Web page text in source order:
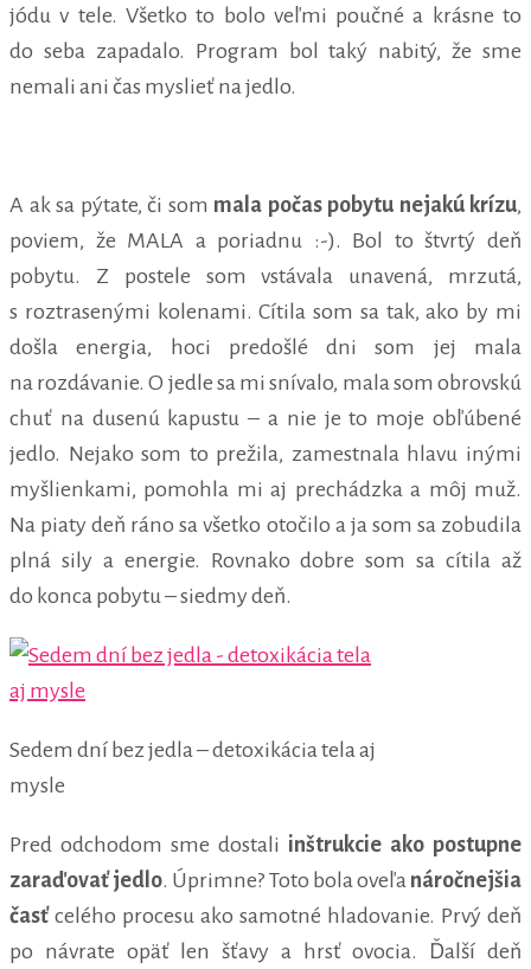
jódu v tele. Všetko to bolo veľmi poučné a krásne to
do seba zapadalo. Program bol taký nabitý, že sme
nemali ani čas myslieť na jedlo.
A ak sa pýtate, či som mala počas pobytu nejakú krízu,
poviem, že MALA a poriadnu :-). Bol to štvrtý deň
pobytu. Z postele som vstávala unavená, mrzutá,
s roztrasenými kolenami. Cítila som sa tak, ako by mi
došla energia, hoci predošlé dni som jej mala
na rozdávanie. O jedle sa mi snívalo, mala som obrovskú
chuť na dusenú kapustu – a nie je to moje obľúbené
jedlo. Nejako som to prežila, zamestnala hlavu inými
myšlienkami, pomohla mi aj prechádzka a môj muž.
Na piaty deň ráno sa všetko otočilo a ja som sa zobudila
plná sily a energie. Rovnako dobre som sa cítila až
do konca pobytu – siedmy deň.
Sedem dní bez jedla – detoxikácia tela aj
mysle
Pred odchodom sme dostali inštrukcie ako postupne
zaraďovať jedlo. Úprimne? Toto bola oveľa náročnejšia
časťcelého procesu ako samotné hladovanie. Prvý deň
po návrate opäť len šťavy a hrsť ovocia. Ďalší deň